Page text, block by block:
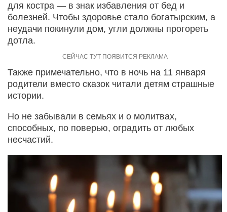
для костра — в знак избавления от бед и
болезней. Чтобы здоровье стало богатырским, а
неудачи покинули дом, угли должны прогореть
дотла.
Также примечательно, что в ночь на 11 января
родители вместо сказок читали детям страшные
истории.
Но не забывали в семьях и о молитвах,
способных, по поверью, оградить от любых
несчастий.